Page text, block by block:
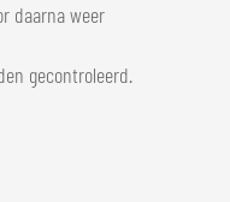
daarna weer
gecontroleerd.